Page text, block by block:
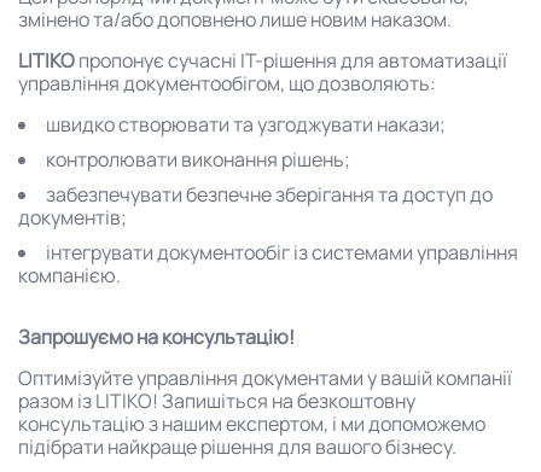
змінено та/або доповнено лише новим наказом.
LITIKOпропонує сучасні IT-рішення для автоматизації
управління документообігом, що дозволяють:
швидко створювати та узгоджувати накази;
контролювати виконання рішень;
забезпечувати безпечне зберігання та доступ до
документів;
інтегрувати документообіг із системами управління
компанією.
Запрошуємо на консультацію!
Оптимізуйте управління документами у вашій компанії
разом із LITIKO! Запишіться на безкоштовну
консультацію з нашим експертом, і ми допоможемо
підібрати найкраще рішення для вашого бізнесу.